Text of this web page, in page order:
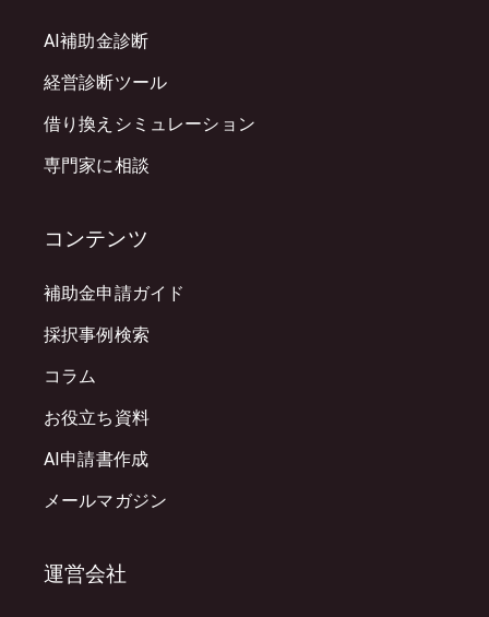
AI補助金診断
経営診断ツール
借り換えシミュレーション
専門家に相談
コンテンツ
補助金申請ガイド
採択事例検索
コラム
お役立ち資料
AI申請書作成
メールマガジン
運営会社